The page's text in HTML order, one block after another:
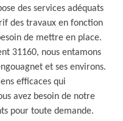
des services adéquats
des travaux en fonction
de mettre en place.
31160, nous entamons
et ses environs.
efficaces qui
avez besoin de notre
pour toute demande.